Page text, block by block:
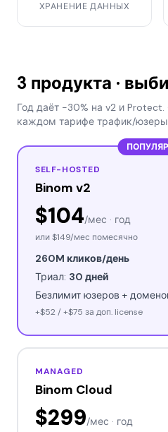
ХРАНЕНИЕ ДАННЫХ
3 продукта ·
Год даёт -30% на v2 и
каждом тарифе трафик/
SELF-HOSTED
Binom v2
$104/мес · год
или$149/мес помесячно
260M кликов/день
Триал: 30 дней
Безлимит юзеров +
+$52 / +$75 за доп. license
MANAGED
Binom Cloud
$299/мес · год